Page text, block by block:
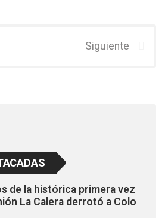
Siguiente
de la histórica primera vez
La Calera derrotó a Colo